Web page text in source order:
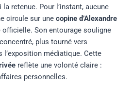
retenue. Pour l’instant, aucune
circule sur une copine d’Alexandre
Son entourage souligne
plus tourné vers
l’exposition médiatique. Cette
reflète une volonté claire :
personnelles.